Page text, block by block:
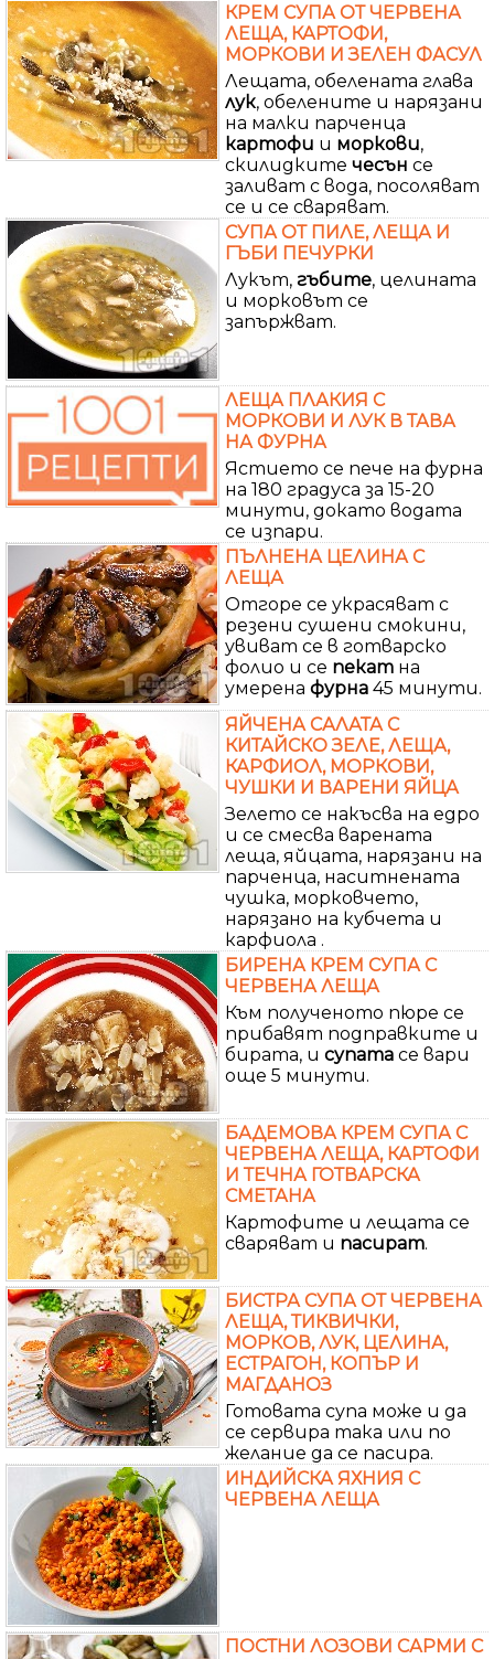
КРЕМ СУПА ОТ ЧЕРВЕНА
ЛЕЩА, КАРТОФИ,
МОРКОВИ И ЗЕЛЕН ФАСУЛ
Лещата, обелената глава
лук, обелените и нарязани
на малки парченца
картофи и моркови,
скилидките чесън се
заливат с вода, посоляват
се и се сваряват.
СУПА ОТ ПИЛЕ, ЛЕЩА И
ГЪБИ ПЕЧУРКИ
Лукът, гъбите, целината
и морковът се
запържват.
ЛЕЩА ПЛАКИЯ С
МОРКОВИ И ЛУК В ТАВА
НА ФУРНА
Ястието се пече на фурна
на 180 градуса за 15-20
минути, докато водата
се изпари.
ПЪЛНЕНА ЦЕЛИНА С
ЛЕЩА
Отгоре се украсяват с
резени сушени смокини,
увиват се в готварско
фолио и се пекат на
умерена фурна 45 минути.
ЯЙЧЕНА САЛАТА С
КИТАЙСКО ЗЕЛЕ, ЛЕЩА,
КАРФИОЛ, МОРКОВИ,
ЧУШКИ И ВАРЕНИ ЯЙЦА
Зелето се накъсва на едро
и се смесва варената
леща, яйцата, нарязани на
парченца, наситнената
чушка, морковчето,
нарязано на кубчета и
карфиола .
БИРЕНА КРЕМ СУПА С
ЧЕРВЕНА ЛЕЩА
Към полученото пюре се
прибавят подправките и
бирата, и супата се вари
още 5 минути.
БАДЕМОВА КРЕМ СУПА С
ЧЕРВЕНА ЛЕЩА, КАРТОФИ
И ТЕЧНА ГОТВАРСКА
СМЕТАНА
Картофите и лещата се
сваряват и пасират.
БИСТРА СУПА ОТ ЧЕРВЕНА
ЛЕЩА, ТИКВИЧКИ,
МОРКОВ, ЛУК, ЦЕЛИНА,
ЕСТРАГОН, КОПЪР И
МАГДАНОЗ
Готовата супа може и да
се сервира така или по
желание да се пасира.
ИНДИЙСКА ЯХНИЯ С
ЧЕРВЕНА ЛЕЩА
ПОСТНИ ЛОЗОВИ САРМИ С